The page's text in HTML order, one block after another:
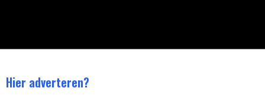
Hier adverteren?